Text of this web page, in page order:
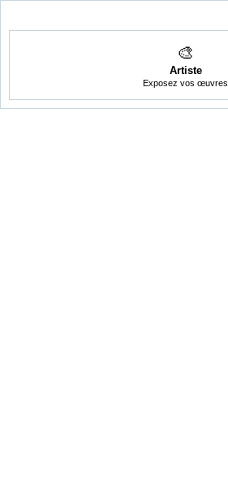
🎨
Artiste
Exposez vos œuvres